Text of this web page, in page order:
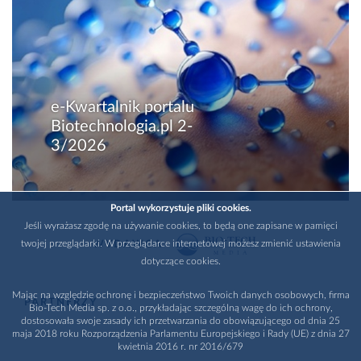
e-Kwartalnik portalu
Biotechnologia.pl 2-
3/2026
WYDAWCA
PARTNERZY
Portal wykorzystuje pliki cookies.
Jeśli wyrażasz zgodę na używanie cookies, to będą one zapisane w pamięci
twojej przeglądarki. W przeglądarce internetowej możesz zmienić ustawienia
dotyczące cookies.
Mając na względzie ochronę i bezpieczeństwo Twoich danych osobowych, firma
Bio-Tech Media sp. z o.o., przykładając szczególną wagę do ich ochrony,
dostosowała swoje zasady ich przetwarzania do obowiązującego od dnia 25
maja 2018 roku Rozporządzenia Parlamentu Europejskiego i Rady (UE) z dnia 27
kwietnia 2016 r. nr 2016/679